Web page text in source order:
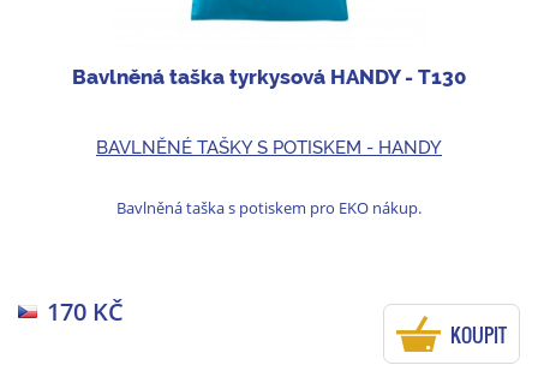
Bavlněná taška tyrkysová HANDY - T130
BAVLNĚNÉ TAŠKY S POTISKEM - HANDY
Bavlněná taška s potiskem pro EKO nákup.
170 KČ
KOUPIT